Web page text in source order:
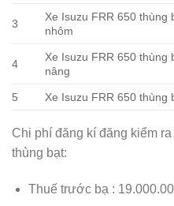
3
Xe Isuzu FRR 650 thùng
nhôm
4
Xe Isuzu FRR 650 thùng
nâng
5 Xe Isuzu FRR 650 thùng
Chi phí đăng kí đăng kiểm
thùng bạt:
Thuế trước bạ :